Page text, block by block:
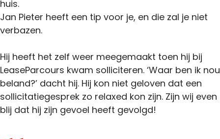
huis.
Jan Pieter heeft een tip voor je, en die zal je niet
verbazen.
Hij heeft het zelf weer meegemaakt toen hij bij
LeaseParcours kwam solliciteren. ‘Waar ben ik nou
beland?’ dacht hij. Hij kon niet geloven dat een
sollicitatiegesprek zo relaxed kon zijn. Zijn wij even
blij dat hij zijn gevoel heeft gevolgd!